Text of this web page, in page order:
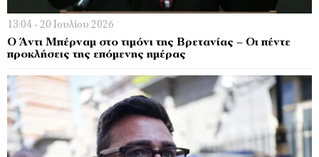
13:04 - 20 Ιουλίου 2026
Ο Άντι Μπέρναμ στο τιμόνι της Βρετανίας – Οι πέντε
προκλήσεις της επόμενης ημέρας